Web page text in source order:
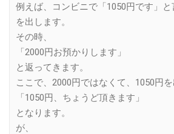
例えば、コンビニで「1050円です」
を出します。
その時、
「2000円お預かりします」
と返ってきます。
ここで、2000円ではなくて、1050円を
「1050円、ちょうど頂きます」
となります。
が、